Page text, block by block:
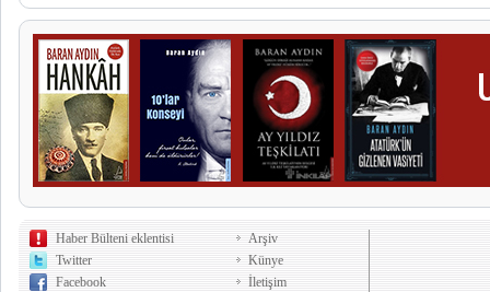
Haber Bülteni eklentisi
Twitter
Facebook
Arşiv
Künye
İletişim